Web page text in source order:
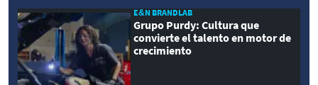
E&N BRANDLAB
Grupo Purdy: Cultura que
convierte el talento en motor de
crecimiento